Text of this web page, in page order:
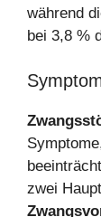
während
bei 3,8 %
zwei